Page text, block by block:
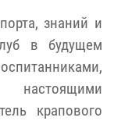
знаний и
в будущем
крапового